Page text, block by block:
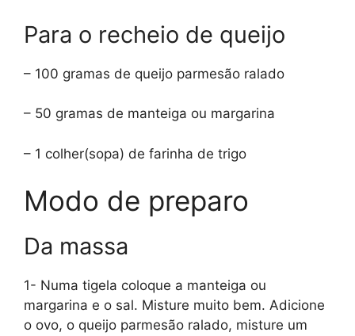
Para o recheio de queijo
– 100 gramas de queijo parmesão ralado
– 50 gramas de manteiga ou margarina
– 1 colher(sopa) de farinha de trigo
Modo de preparo
Da massa
1- Numa tigela coloque a manteiga ou
margarina e o sal. Misture muito bem. Adicione
o ovo, o queijo parmesão ralado, misture um